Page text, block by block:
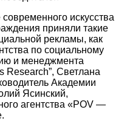
искусства
приняли такие
рекламы, как
по социальному
и менеджмента
Research”, Светлана
Академии
Ясинский,
агентства «POV —